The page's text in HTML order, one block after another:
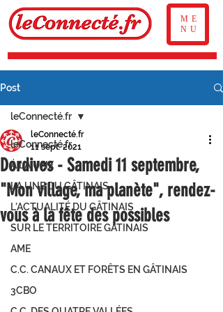
ME
NU
Post
leConnecté.fr
À LA UNE
LA UNE DU GÂTINAIS
L'ACTUALITÉ DU GÂTINAIS
SUR LE TERRITOIRE GÂTINAIS
AME
C.C. CANAUX ET FORÊTS EN GÂTINAIS
3CBO
leConnecté.fr
Dordives - Samedi 11 septembre,
"Mon village, ma planète", rendez-
vous à la fête des possibles
leConnecté.fr
11 sept. 2021